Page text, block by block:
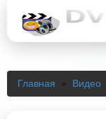
Главная » Видео